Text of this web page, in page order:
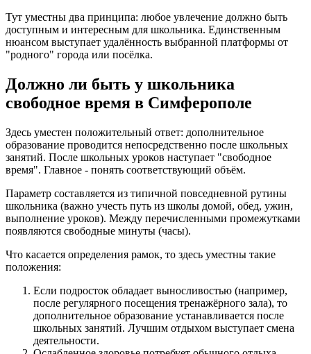
Тут уместны два принципа: любое увлечение должно быть
доступным и интересным для школьника. Единственным
нюансом выступает удалённость выбранной платформы от
"родного" города или посёлка.
Должно ли быть у школьника
свободное время в Симферополе
Здесь уместен положительный ответ: дополнительное
образование проводится непосредственно после школьных
занятий. После школьных уроков наступает "свободное
время". Главное - понять соответствующий объём.
Параметр составляется из типичной повседневной рутины
школьника (важно учесть путь из школы домой, обед, ужин,
выполнение уроков). Между перечисленными промежутками
появляются свободные минуты (часы).
Что касается определения рамок, то здесь уместны такие
положения:
Если подросток обладает выносливостью (например,
после регулярного посещения тренажёрного зала), то
дополнительное образование устанавливается после
школьных занятий. Лучшим отдыхом выступает смена
деятельности.